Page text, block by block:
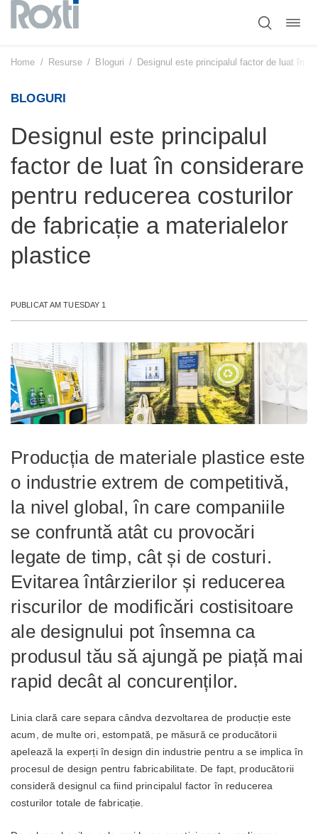
Sari
conținut
Home / Resurse / Bloguri / Designul este principalul factor de luat în
BLOGURI
Designul este principalul
factor de luat în considerare
pentru reducerea costurilor
de fabricație a materialelor
plastice
PUBLICAT AM TUESDAY 1
Producția de materiale plastice este
o industrie extrem de competitivă,
la nivel global, în care companiile
se confruntă atât cu provocări
legate de timp, cât și de costuri.
Evitarea întârzierilor și reducerea
riscurilor de modificări costisitoare
ale designului pot însemna ca
produsul tău să ajungă pe piață mai
rapid decât al concurenților.
Linia clară care separa cândva dezvoltarea de producție este
acum, de multe ori, estompată, pe măsură ce producătorii
apelează la experți în design din industrie pentru a se implica în
procesul de design pentru fabricabilitate. De fapt, producătorii
consideră designul ca fiind principalul factor în reducerea
costurilor totale de fabricație.